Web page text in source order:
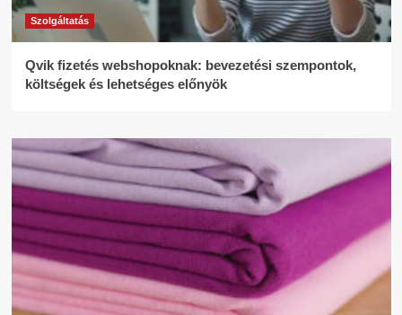
Szolgáltatás
Qvik fizetés webshopoknak: bevezetési szempontok,
költségek és lehetséges előnyök